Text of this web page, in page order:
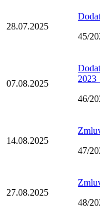
28.07.2025
45/
07.08.2025
46/
14.08.2025
47/
27.08.2025
48/